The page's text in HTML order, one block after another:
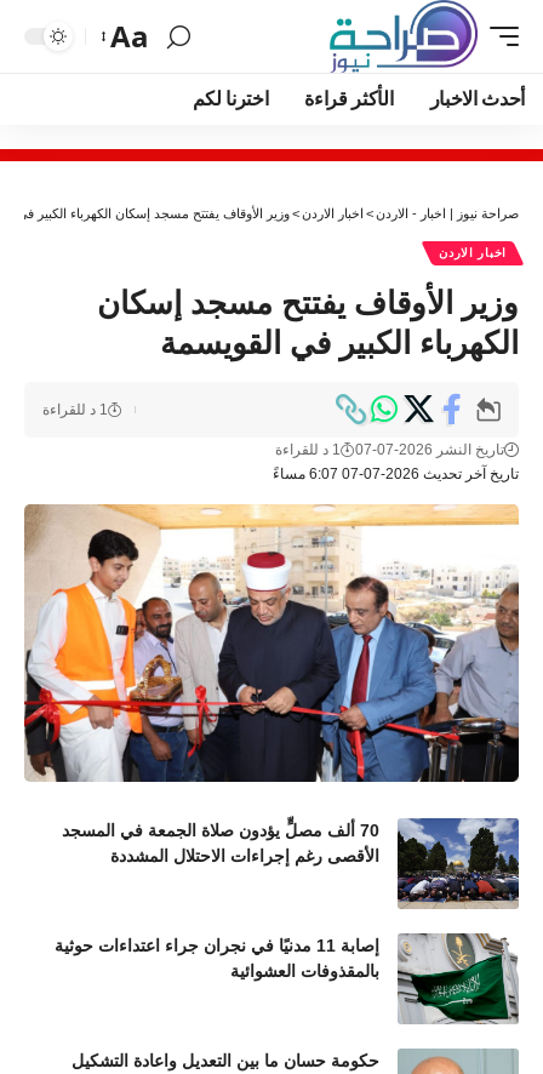
Aa
أحدث الاخبار الأكثر قراءة اخترنا لكم
صراحة نيوز | اخبار - الاردن> اخبار الاردن>وزير الأوقاف يفتتح مسجد إسكان الكهرباء الكبير في
اخبار الاردن
وزير الأوقاف يفتتح مسجد إسكان
الكهرباء الكبير في القويسمة
تاريخ آخر تحديث 2026-07-07 6:07 مساءً
تاريخ النشر 2026-07-07 1 د للقراءة
1 د للقراءة
70 ألف مصلٍّ يؤدون صلاة الجمعة في المسجد
الأقصى رغم إجراءات الاحتلال المشددة
إصابة 11 مدنيًا في نجران جراء اعتداءات حوثية
بالمقذوفات العشوائية
حكومة حسان ما بين التعديل واعادة التشكيل